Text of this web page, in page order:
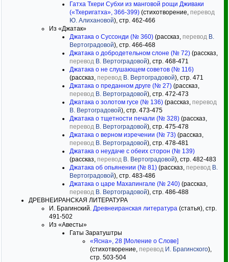
Гатха Тхери Субхи из манговой рощи Дживаки
(«Тхеригатха», 366-399) (стихотворение, перевод
Ю. Алихановой), стр. 462-466
Из «Джатак»
Джатака о Суссонди (№ 360) (рассказ, перевод В.
Вертоградовой), стр. 466-468
Джатака о добродетельном слоне (№ 72) (рассказ,
перевод В. Вертоградовой), стр. 468-471
Джатака о не слушающем советов (№ 116)
(рассказ, перевод В. Вертоградовой), стр. 471
Джатака о преданном друге (№ 27) (рассказ,
перевод В. Вертоградовой), стр. 472-473
Джатака о золотом гусе (№ 136) (рассказ, перевод
В. Вертоградовой), стр. 473-475
Джатака о тщетности печали (№ 328) (рассказ,
перевод В. Вертоградовой), стр. 475-478
Джатака о верном изречении (№ 73) (рассказ,
перевод В. Вертоградовой), стр. 478-481
Джатака о неудаче с обеих сторон (№ 139)
(рассказ, перевод В. Вертоградовой), стр. 482-483
Джатака об опьянении (№ 81) (рассказ, перевод В.
Вертоградовой), стр. 483-486
Джатака о царе Махапингале (№ 240) (рассказ,
перевод В. Вертоградовой), стр. 486-488
ДРЕВНЕИРАНСКАЯ ЛИТЕРАТУРА
И. Брагинский. Древнеиранская литература (статья), стр.
491-502
Из «Авесты»
Гаты Заратуштры
«Ясна», 28 [Моление о Слове]
(стихотворение, перевод И. Брагинского),
стр. 503-504